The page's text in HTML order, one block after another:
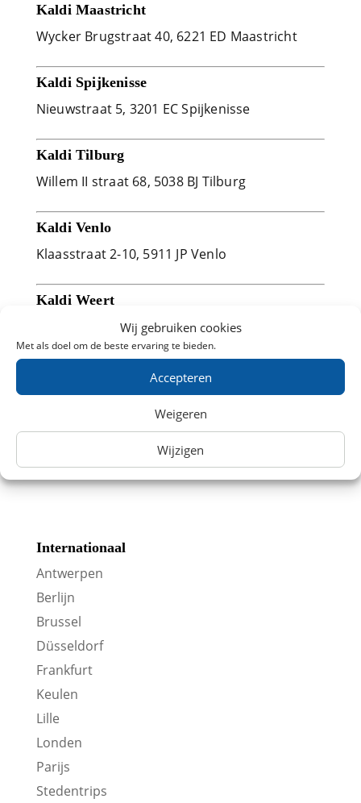
Wij gebruiken cookies
Met als doel om de beste ervaring te bieden.
Accepteren
Weigeren
Wijzigen
Kaldi Maastricht
Wycker Brugstraat 40, 6221 ED Maastricht
Kaldi Spijkenisse
Nieuwstraat 5, 3201 EC Spijkenisse
Kaldi Tilburg
Willem II straat 68, 5038 BJ Tilburg
Kaldi Venlo
Klaasstraat 2-10, 5911 JP Venlo
Kaldi Weert
Beekstraat 1, 6001 GG Weert
Sprongstraat 15, 7201 KS Zutphen
Luttekestraat 50, 8011 LS Zwolle
Internationaal
Antwerpen
Berlijn
Brussel
Düsseldorf
Frankfurt
Keulen
Lille
Londen
Parijs
Stedentrips